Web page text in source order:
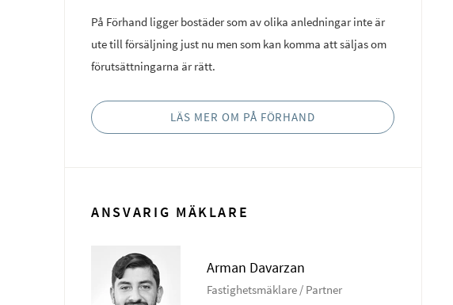
På Förhand ligger bostäder som av olika anledningar inte är
ute till försäljning just nu men som kan komma att säljas om
förutsättningarna är rätt.
LÄS MER OM PÅ FÖRHAND
ANSVARIG MÄKLARE
Arman Davarzan
Fastighetsmäklare / Partner